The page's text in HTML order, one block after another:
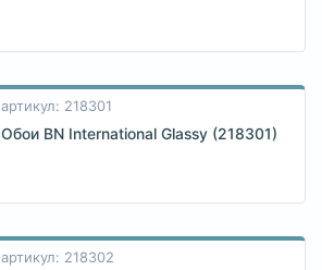
артикул: 218301
Обои BN International Glassy (218301)
артикул: 218302